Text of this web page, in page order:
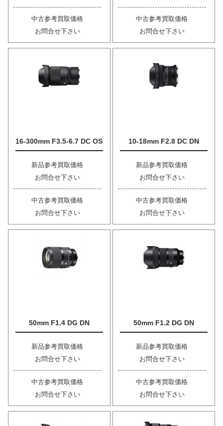
中古参考買取価格
お問合せ下さい
中古参考買取価格
お問合せ下さい
16-300mm F3.5-6.7 DC OS
新品参考買取価格
お問合せ下さい
中古参考買取価格
お問合せ下さい
10-18mm F2.8 DC DN
新品参考買取価格
お問合せ下さい
中古参考買取価格
お問合せ下さい
50mm F1.4 DG DN
新品参考買取価格
お問合せ下さい
中古参考買取価格
お問合せ下さい
50mm F1.2 DG DN
新品参考買取価格
お問合せ下さい
中古参考買取価格
お問合せ下さい